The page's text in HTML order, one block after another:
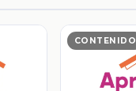
CONTENIDO